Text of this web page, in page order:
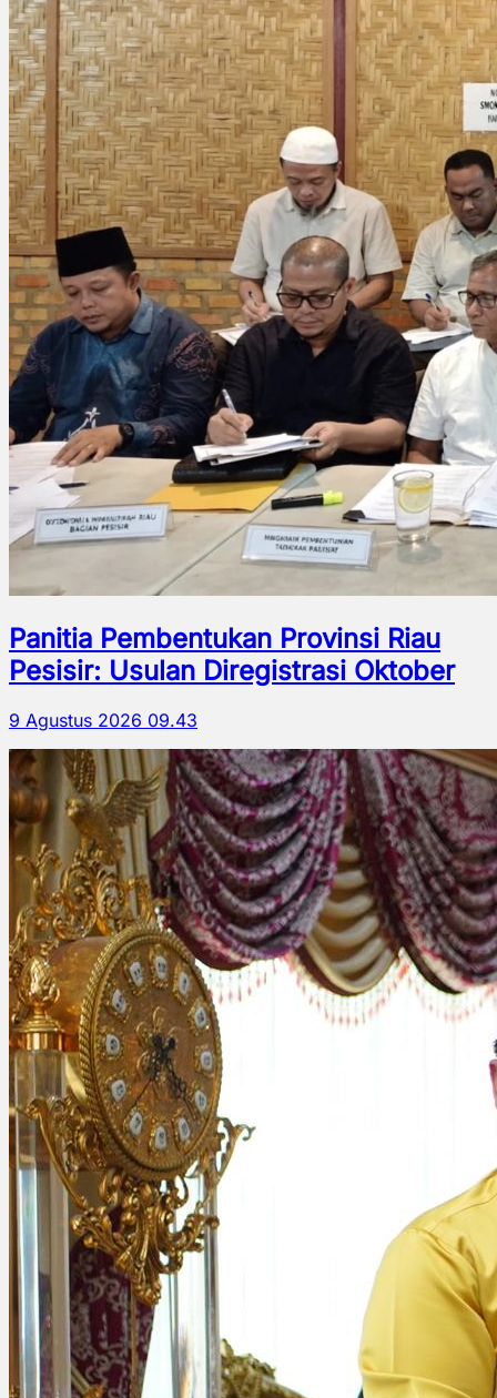
Panitia Pembentukan Provinsi Riau
Pesisir: Usulan Diregistrasi Oktober
9 Agustus 2026 09.43